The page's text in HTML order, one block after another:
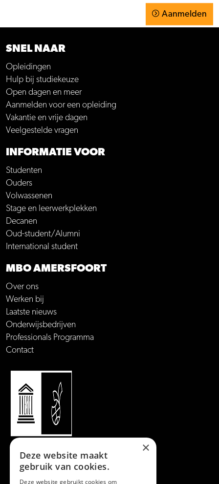
Aanmelden
SNEL NAAR
Opleidingen
Hulp bij studiekeuze
Open dagen en meer
Aanmelden voor een opleiding
Vakantie en vrije dagen
Veelgestelde vragen
INFORMATIE VOOR
Studenten
Ouders
Volwassenen
Stage en leerwerkplekken
Decanen
Oud-student/Alumni
International student
MBO AMERSFOORT
Over ons
Werken bij
Laatste nieuws
Onderwijsbedrijven
Professionals Programma
Contact
×
Deze website maakt
gebruik van cookies.
Deze website gebruikt cookies om